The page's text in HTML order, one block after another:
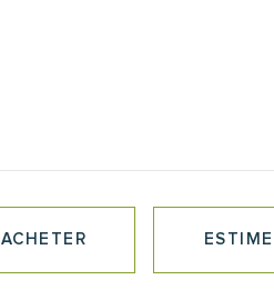
ACHETER